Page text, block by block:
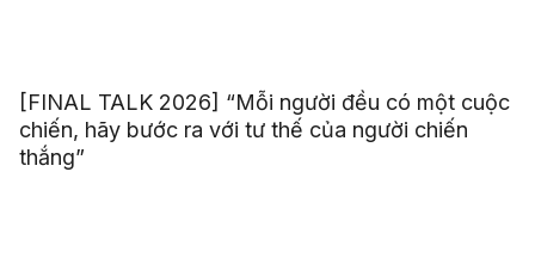
[FINAL TALK 2026] “Mỗi người đều có một cuộc
chiến, hãy bước ra với tư thế của người chiến
thắng”